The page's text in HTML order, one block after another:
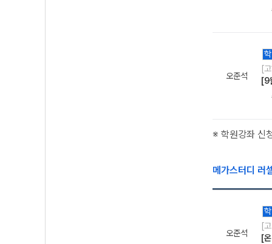
오준석
학
[
[9
※ 학원강좌 신
메가스터디 러
오준석
학
[
[